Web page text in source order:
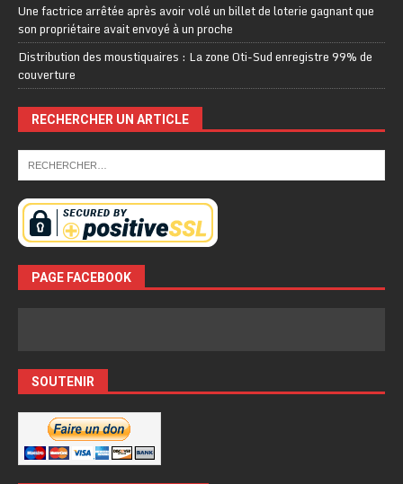
Une factrice arrêtée après avoir volé un billet de loterie gagnant que
son propriétaire avait envoyé à un proche
Distribution des moustiquaires : La zone Oti-Sud enregistre 99% de
couverture
RECHERCHER UN ARTICLE
PAGE FACEBOOK
SOUTENIR